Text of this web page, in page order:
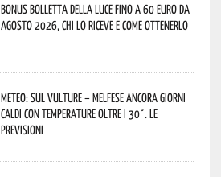
Bonus bolletta della luce fino a 60 euro da
agosto 2026, chi lo riceve e come ottenerlo
Meteo: sul Vulture – melfese ancora giorni
caldi con temperature oltre i 30°. Le
previsioni